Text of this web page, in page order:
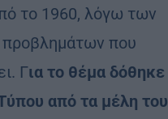
το 1960, λόγω των
προβλημάτων που
Για το θέμα δόθηκε
από τα μέλη του